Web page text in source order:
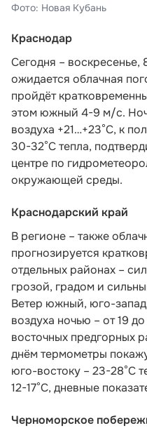
Фото: Новая Кубань
Краснодар
Сегодня – воскресенье,
ожидается облачная
пройдёт
этом южный 4-9 м/с.
воздуха +21…+23°С, к
30-32°С тепла,
центре по
окружающей среды.
Краснодарский край
В регионе – также
прогнозируется
отдельных районах –
грозой, градом и
Ветер южный, юго-
воздуха ночью – от 19
восточных предгорных
днём термометры
юго-востоку – 23-28°С
12-17°С, дневные
Черноморское